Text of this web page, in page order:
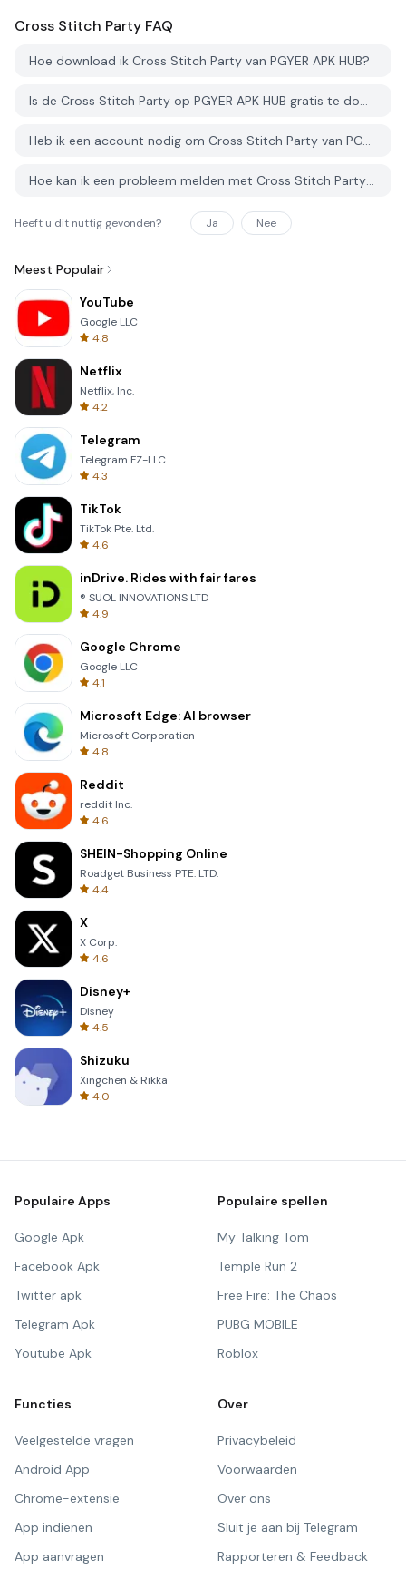
Cross Stitch Party FAQ
Hoe download ik Cross Stitch Party van PGYER APK HUB?
Is de Cross Stitch Party op PGYER APK HUB gratis te downloaden?
Heb ik een account nodig om Cross Stitch Party van PGYER APK HUB te downloaden?
Hoe kan ik een probleem melden met Cross Stitch Party op PGYER APK HUB?
Heeft u dit nuttig gevonden? Ja Nee
Meest Populair
YouTube
Google LLC
4.8
Netflix
Netflix, Inc.
4.2
Telegram
Telegram FZ-LLC
4.3
TikTok
TikTok Pte. Ltd.
4.6
inDrive. Rides with fair fares
® SUOL INNOVATIONS LTD
4.9
Google Chrome
Google LLC
4.1
Microsoft Edge: AI browser
Microsoft Corporation
4.8
Reddit
reddit Inc.
4.6
SHEIN-Shopping Online
Roadget Business PTE. LTD.
4.4
X
X Corp.
4.6
Disney+
Disney
4.5
Shizuku
Xingchen & Rikka
4.0
Populaire Apps
Google Apk
Facebook Apk
Twitter apk
Telegram Apk
Youtube Apk
Populaire spellen
My Talking Tom
Temple Run 2
Free Fire: The Chaos
PUBG MOBILE
Roblox
Functies
Veelgestelde vragen
Android App
Chrome-extensie
App indienen
App aanvragen
Over
Privacybeleid
Voorwaarden
Over ons
Sluit je aan bij Telegram
Rapporteren & Feedback